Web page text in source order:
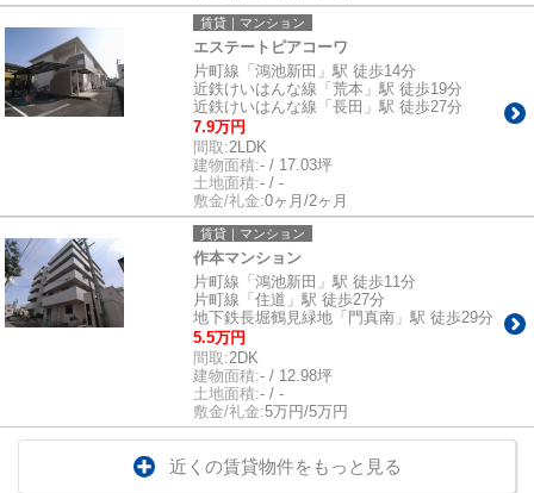
賃貸｜マンション
エステートピアコーワ
片町線「鴻池新田」駅 徒歩14分
近鉄けいはんな線「荒本」駅 徒歩19分
近鉄けいはんな線「長田」駅 徒歩27分
7.9万円
間取:2LDK
建物面積:- / 17.03坪
土地面積:- / -
敷金/礼金:0ヶ月/2ヶ月
賃貸｜マンション
作本マンション
片町線「鴻池新田」駅 徒歩11分
片町線「住道」駅 徒歩27分
地下鉄長堀鶴見緑地「門真南」駅 徒歩29分
5.5万円
間取:2DK
建物面積:- / 12.98坪
土地面積:- / -
敷金/礼金:5万円/5万円
近くの賃貸物件をもっと見る